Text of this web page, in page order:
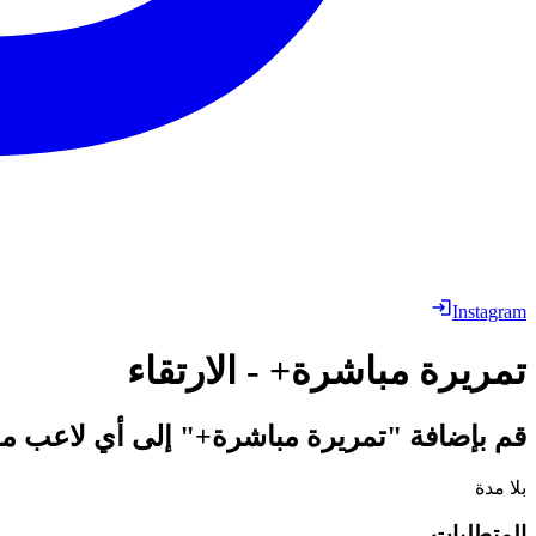
Instagram
تمريرة مباشرة+ - الارتقاء
قم بإضافة "تمريرة مباشرة+" إلى أي لاعب
بلا مدة